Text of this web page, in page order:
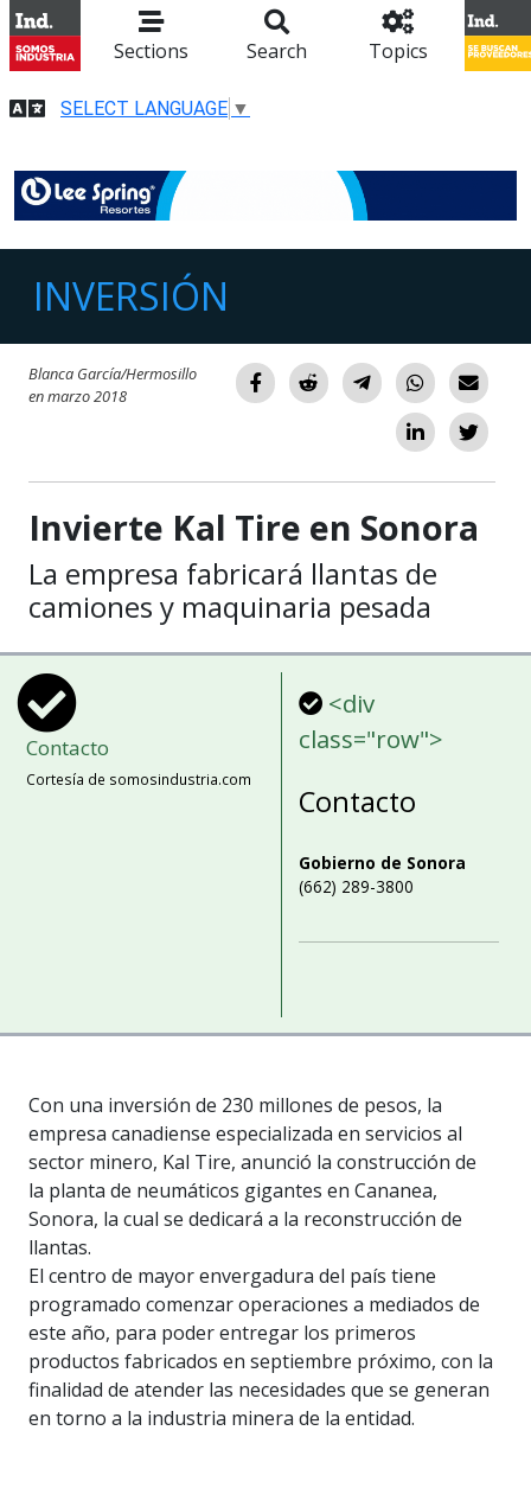
Sections Search Topics
SELECT LANGUAGE ▼
INVERSIÓN
Blanca García/Hermosillo
en marzo 2018
Invierte Kal Tire en Sonora
La empresa fabricará llantas de
camiones y maquinaria pesada
Contacto
Cortesía de somosindustria.com
<div
class="row">
Contacto
Gobierno de Sonora
(662) 289-3800
Con una inversión de 230 millones de pesos, la
empresa canadiense especializada en servicios al
sector minero, Kal Tire, anunció la construcción de
la planta de neumáticos gigantes en Cananea,
Sonora, la cual se dedicará a la reconstrucción de
llantas.
El centro de mayor envergadura del país tiene
programado comenzar operaciones a mediados de
este año, para poder entregar los primeros
productos fabricados en septiembre próximo, con la
finalidad de atender las necesidades que se generan
en torno a la industria minera de la entidad.